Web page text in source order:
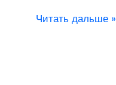
Читать дальше »